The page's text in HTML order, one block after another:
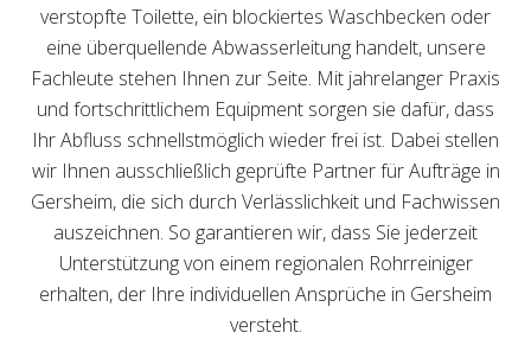
verstopfte Toilette, ein blockiertes Waschbecken oder
eine überquellende Abwasserleitung handelt, unsere
Fachleute stehen Ihnen zur Seite. Mit jahrelanger Praxis
und fortschrittlichem Equipment sorgen sie dafür, dass
Ihr Abfluss schnellstmöglich wieder frei ist. Dabei stellen
wir Ihnen ausschließlich geprüfte Partner für Aufträge in
Gersheim, die sich durch Verlässlichkeit und Fachwissen
auszeichnen. So garantieren wir, dass Sie jederzeit
Unterstützung von einem regionalen Rohrreiniger
erhalten, der Ihre individuellen Ansprüche in Gersheim
versteht.